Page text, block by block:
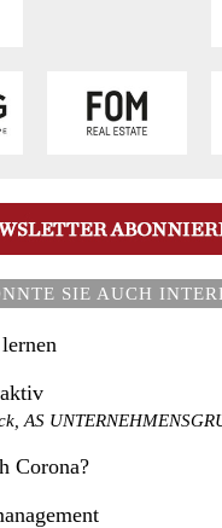
SIE AUCH
AS
Corona?